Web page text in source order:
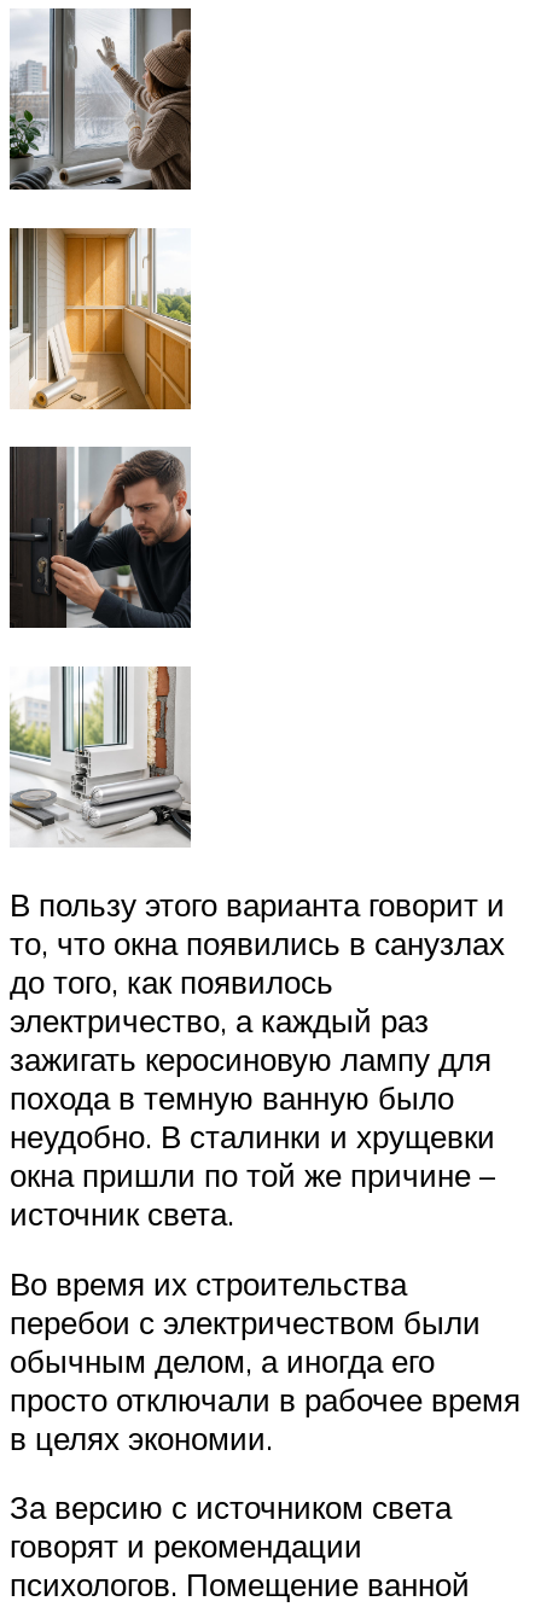
В пользу этого варианта говорит и
то, что окна появились в санузлах
до того, как появилось
электричество, а каждый раз
зажигать керосиновую лампу для
похода в темную ванную было
неудобно. В сталинки и хрущевки
окна пришли по той же причине –
источник света.
Во время их строительства
перебои с электричеством были
обычным делом, а иногда его
просто отключали в рабочее время
в целях экономии.
За версию с источником света
говорят и рекомендации
психологов. Помещение ванной